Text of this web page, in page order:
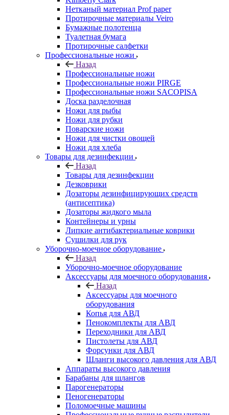
Нетканый материал Prof paper
Протирочные материалы Veiro
Бумажные полотенца
Туалетная бумага
Протирочные салфетки
Профессиональные ножи
Назад
Профессиональные ножи
Профессиональные ножи PIRGE
Профессиональные ножи SACOPISA
Доска разделочная
Ножи для рыбы
Ножи для рубки
Поварские ножи
Ножи для чистки овощей
Ножи для хлеба
Товары для дезинфекции
Назад
Товары для дезинфекции
Дезковрики
Дозаторы дезинфицирующих средств
(антисептика)
Дозаторы жидкого мыла
Контейнеры и урны
Липкие антибактериальные коврики
Сушилки для рук
Уборочно-моечное оборудование
Назад
Уборочно-моечное оборудование
Аксессуары для моечного оборудования
Назад
Аксессуары для моечного
оборудования
Копья для АВД
Пенокомплекты для АВД
Переходники для АВД
Пистолеты для АВД
Форсунки для АВД
Шланги высокого давления для АВД
Аппараты высокого давления
Барабаны для шлангов
Парогенераторы
Пеногенераторы
Поломоечные машины